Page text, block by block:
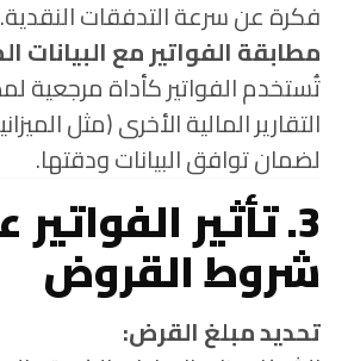
فكرة عن سرعة التدفقات النقدية.
مطابقة الفواتير مع البيانات
تُستخدم الفواتير كأداة مرجعية
التقارير المالية الأخرى (مثل
لضمان توافق البيانات ودقتها.
3. تأثير
شروط القروض
تحديد مبلغ القرض: